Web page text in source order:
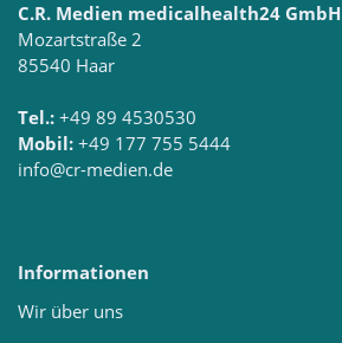
C.R. Medien medicalhealth24 GmbH
Mozartstraße 2
85540 Haar
Tel.: +49 89 4530530
Mobil: +49 177 755 5444
info@cr-medien.de
Informationen
Wir über uns